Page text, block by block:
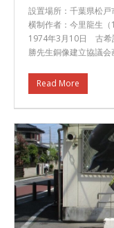
設置場所：千葉県松
横制作者：今里龍生
1974年3月10日 古希
勝先生銅像建立協議
Read More